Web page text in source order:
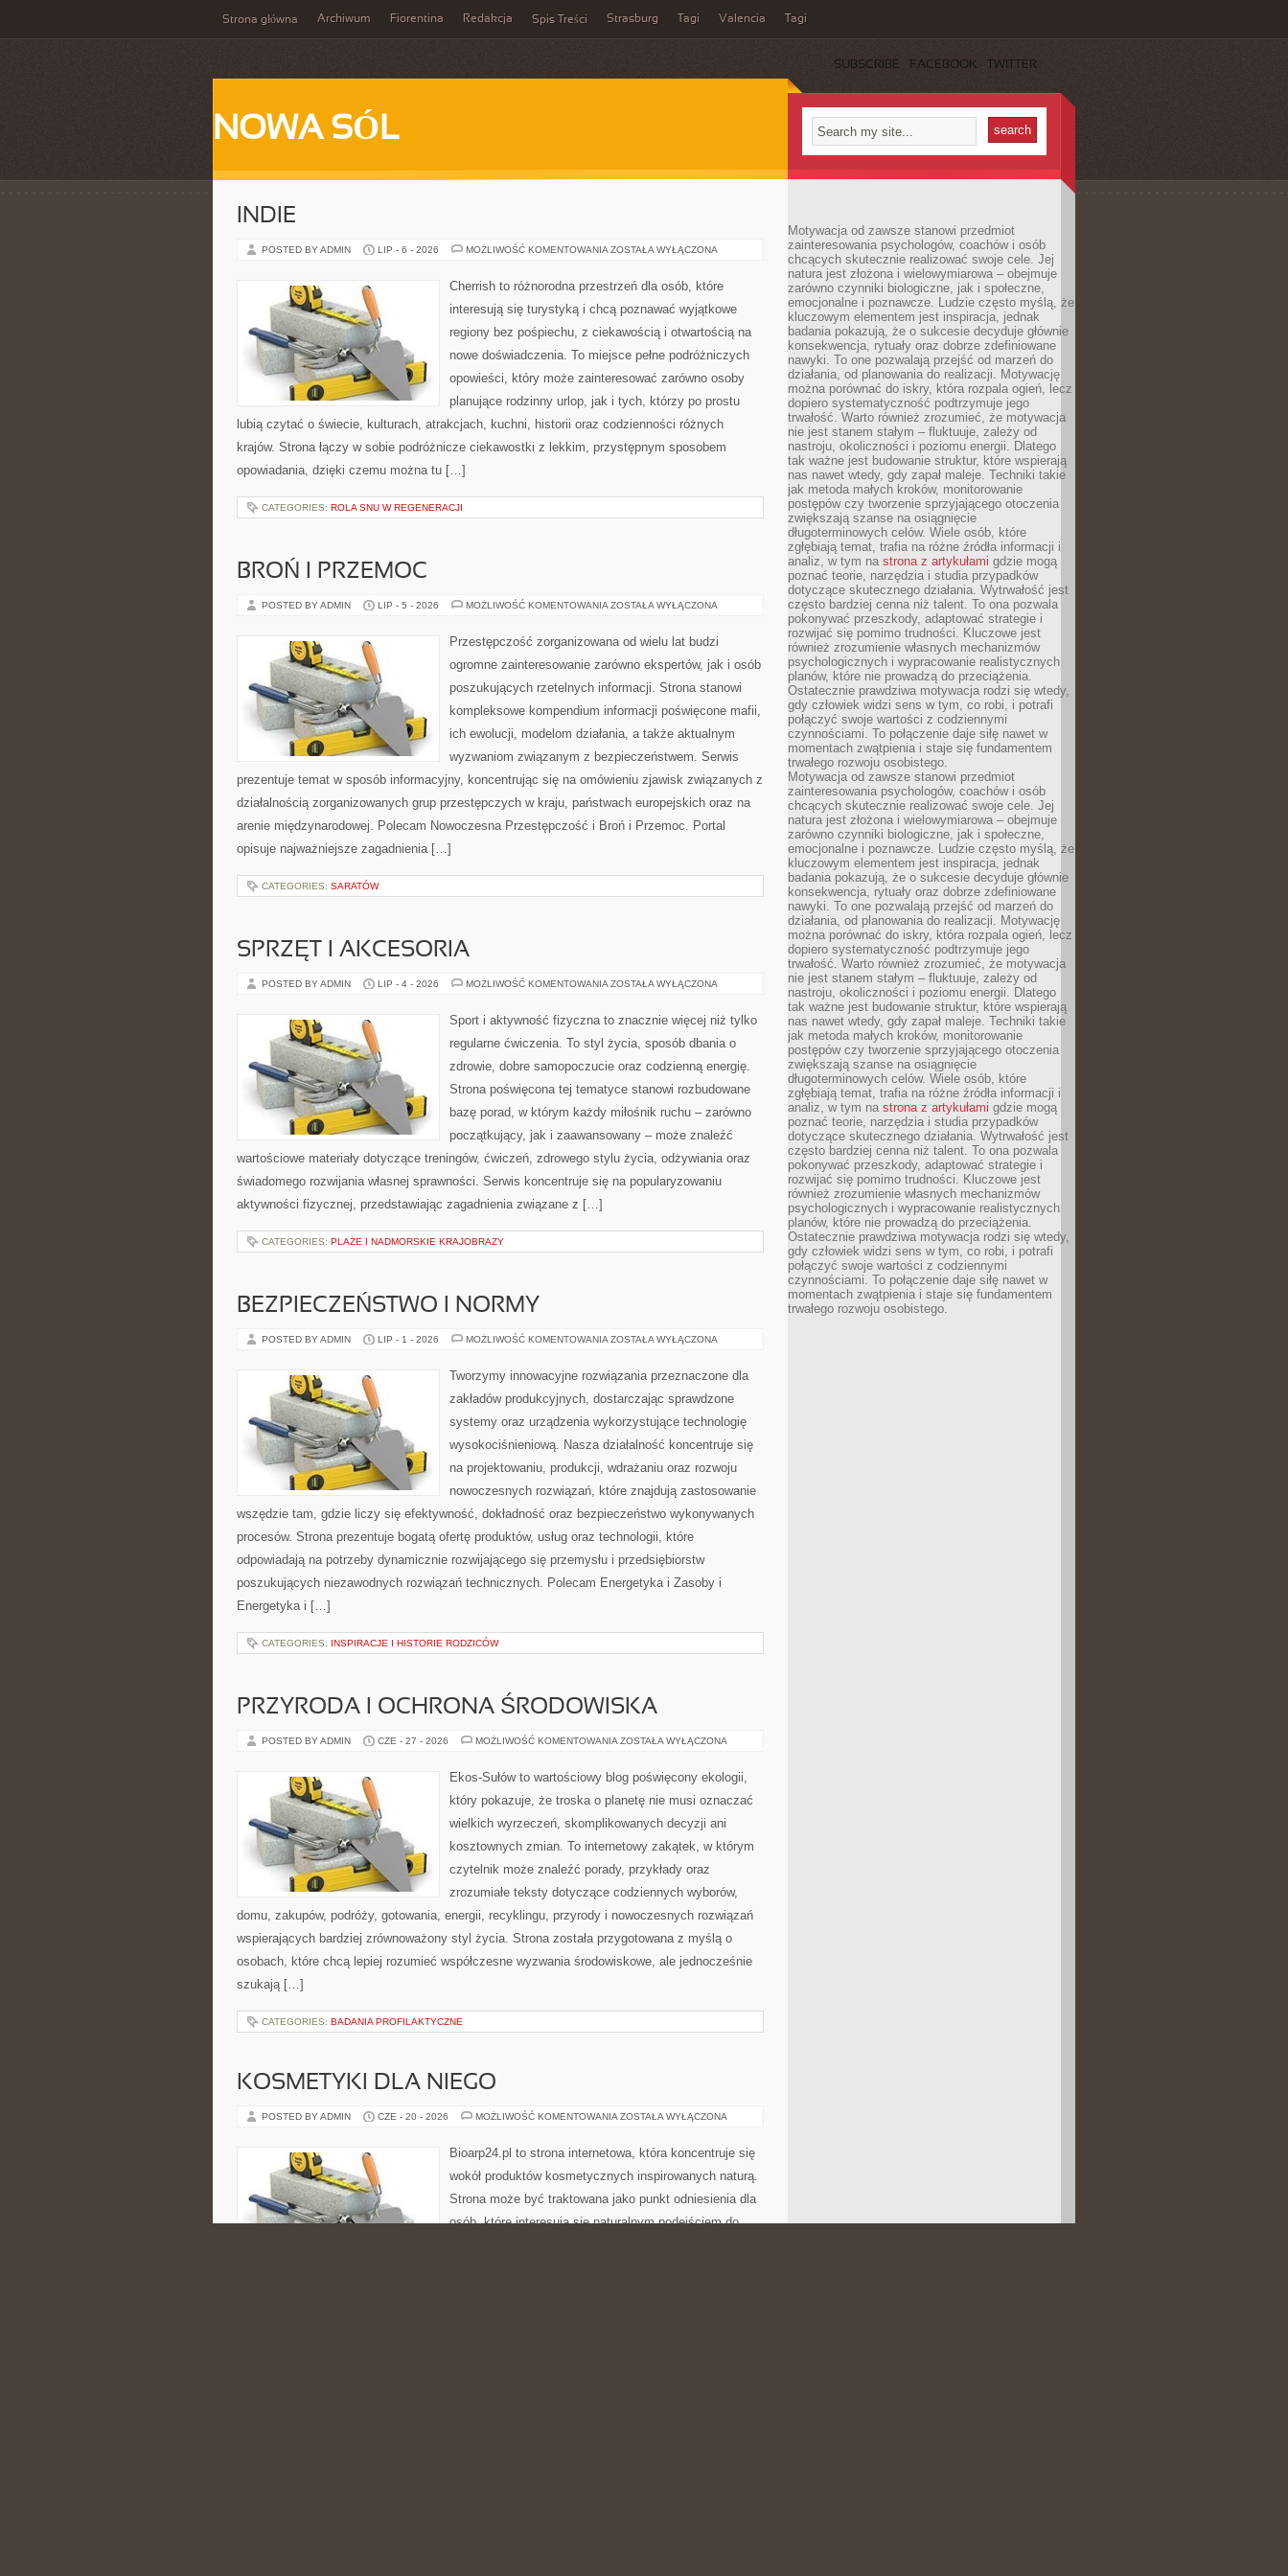
Strona główna Archiwum Fiorentina Redakcja Spis Treści Strasburg Tagi Valencia Tagi
SUBSCRIBE FACEBOOK TWITTER
NOWA SÓL
INDIE
POSTED BY ADMIN LIP - 6 - 2026 MOŻLIWOŚĆ KOMENTOWANIA INDIE
ZOSTAŁA WYŁĄCZONA
Cherrish to różnorodna przestrzeń dla osób, które
interesują się turystyką i chcą poznawać wyjątkowe
regiony bez pośpiechu, z ciekawością i otwartością na
nowe doświadczenia. To miejsce pełne podróżniczych
opowieści, który może zainteresować zarówno osoby
planujące rodzinny urlop, jak i tych, którzy po prostu
lubią czytać o świecie, kulturach, atrakcjach, kuchni, historii oraz codzienności różnych
krajów. Strona łączy w sobie podróżnicze ciekawostki z lekkim, przystępnym sposobem
opowiadania, dzięki czemu można tu […]
CATEGORIES: ROLA SNU W REGENERACJI
BROŃ I PRZEMOC
POSTED BY ADMIN LIP - 5 - 2026 MOŻLIWOŚĆ KOMENTOWANIA BROŃ
ZOSTAŁA WYŁĄCZONA
Przestępczość zorganizowana od wielu lat budzi
ogromne zainteresowanie zarówno ekspertów, jak i osób
poszukujących rzetelnych informacji. Strona stanowi
kompleksowe kompendium informacji poświęcone mafii,
ich ewolucji, modelom działania, a także aktualnym
wyzwaniom związanym z bezpieczeństwem. Serwis
prezentuje temat w sposób informacyjny, koncentrując się na omówieniu zjawisk związanych z
działalnością zorganizowanych grup przestępczych w kraju, państwach europejskich oraz na
arenie międzynarodowej. Polecam Nowoczesna Przestępczość i Broń i Przemoc. Portal
opisuje najważniejsze zagadnienia […]
CATEGORIES: SARATÓW
SPRZĘT I AKCESORIA
POSTED BY ADMIN LIP - 4 - 2026 MOŻLIWOŚĆ KOMENTOWANIA SPRZĘT
ZOSTAŁA WYŁĄCZONA
Sport i aktywność fizyczna to znacznie więcej niż tylko
regularne ćwiczenia. To styl życia, sposób dbania o
zdrowie, dobre samopoczucie oraz codzienną energię.
Strona poświęcona tej tematyce stanowi rozbudowane
bazę porad, w którym każdy miłośnik ruchu – zarówno
początkujący, jak i zaawansowany – może znaleźć
wartościowe materiały dotyczące treningów, ćwiczeń, zdrowego stylu życia, odżywiania oraz
świadomego rozwijania własnej sprawności. Serwis koncentruje się na popularyzowaniu
aktywności fizycznej, przedstawiając zagadnienia związane z […]
CATEGORIES: PLAŻE I NADMORSKIE KRAJOBRAZY
BEZPIECZEŃSTWO I NORMY
POSTED BY ADMIN LIP - 1 - 2026 MOŻLIWOŚĆ KOMENTOWANIA BEZPIECZEŃSTWO
ZOSTAŁA WYŁĄCZONA
Tworzymy innowacyjne rozwiązania przeznaczone dla
zakładów produkcyjnych, dostarczając sprawdzone
systemy oraz urządzenia wykorzystujące technologię
wysokociśnieniową. Nasza działalność koncentruje się
na projektowaniu, produkcji, wdrażaniu oraz rozwoju
nowoczesnych rozwiązań, które znajdują zastosowanie
wszędzie tam, gdzie liczy się efektywność, dokładność oraz bezpieczeństwo wykonywanych
procesów. Strona prezentuje bogatą ofertę produktów, usług oraz technologii, które
odpowiadają na potrzeby dynamicznie rozwijającego się przemysłu i przedsiębiorstw
poszukujących niezawodnych rozwiązań technicznych. Polecam Energetyka i Zasoby i
Energetyka i […]
CATEGORIES: INSPIRACJE I HISTORIE RODZICÓW
PRZYRODA I OCHRONA ŚRODOWISKA
POSTED BY ADMIN CZE - 27 - 2026 MOŻLIWOŚĆ KOMENTOWANIA PRZYRODA
ŚRODOWISKA
ZOSTAŁA WYŁĄCZONA
Ekos-Sułów to wartościowy blog poświęcony ekologii,
który pokazuje, że troska o planetę nie musi oznaczać
wielkich wyrzeczeń, skomplikowanych decyzji ani
kosztownych zmian. To internetowy zakątek, w którym
czytelnik może znaleźć porady, przykłady oraz
zrozumiałe teksty dotyczące codziennych wyborów,
domu, zakupów, podróży, gotowania, energii, recyklingu, przyrody i nowoczesnych rozwiązań
wspierających bardziej zrównoważony styl życia. Strona została przygotowana z myślą o
osobach, które chcą lepiej rozumieć współczesne wyzwania środowiskowe, ale jednocześnie
szukają […]
CATEGORIES: BADANIA PROFILAKTYCZNE
KOSMETYKI DLA NIEGO
POSTED BY ADMIN CZE - 20 - 2026 MOŻLIWOŚĆ KOMENTOWANIA KOSMETYKI
ZOSTAŁA WYŁĄCZONA
Bioarp24.pl to strona internetowa, która koncentruje się
wokół produktów kosmetycznych inspirowanych naturą.
Strona może być traktowana jako punkt odniesienia dla
osób, które interesują się naturalnym podejściem do
Motywacja od zawsze stanowi przedmiot
zainteresowania psychologów, coachów i osób
chcących skutecznie realizować swoje cele. Jej
natura jest złożona i wielowymiarowa – obejmuje
zarówno czynniki biologiczne, jak i społeczne,
emocjonalne i poznawcze. Ludzie często myślą, że
kluczowym elementem jest inspiracja, jednak
badania pokazują, że o sukcesie decyduje głównie
konsekwencja, rytuały oraz dobrze zdefiniowane
nawyki. To one pozwalają przejść od marzeń do
działania, od planowania do realizacji. Motywację
można porównać do iskry, która rozpala ogień, lecz
dopiero systematyczność podtrzymuje jego
trwałość. Warto również zrozumieć, że motywacja
nie jest stanem stałym – fluktuuje, zależy od
nastroju, okoliczności i poziomu energii. Dlatego
tak ważne jest budowanie struktur, które wspierają
nas nawet wtedy, gdy zapał maleje. Techniki takie
jak metoda małych kroków, monitorowanie
postępów czy tworzenie sprzyjającego otoczenia
zwiększają szanse na osiągnięcie
długoterminowych celów. Wiele osób, które
zgłębiają temat, trafia na różne źródła informacji i
analiz, w tym na strona z artykułami gdzie mogą
poznać teorie, narzędzia i studia przypadków
dotyczące skutecznego działania. Wytrwałość jest
często bardziej cenna niż talent. To ona pozwala
pokonywać przeszkody, adaptować strategie i
rozwijać się pomimo trudności. Kluczowe jest
również zrozumienie własnych mechanizmów
psychologicznych i wypracowanie realistycznych
planów, które nie prowadzą do przeciążenia.
Ostatecznie prawdziwa motywacja rodzi się wtedy,
gdy człowiek widzi sens w tym, co robi, i potrafi
połączyć swoje wartości z codziennymi
czynnościami. To połączenie daje siłę nawet w
momentach zwątpienia i staje się fundamentem
trwałego rozwoju osobistego.
Motywacja od zawsze stanowi przedmiot
zainteresowania psychologów, coachów i osób
chcących skutecznie realizować swoje cele. Jej
natura jest złożona i wielowymiarowa – obejmuje
zarówno czynniki biologiczne, jak i społeczne,
emocjonalne i poznawcze. Ludzie często myślą, że
kluczowym elementem jest inspiracja, jednak
badania pokazują, że o sukcesie decyduje głównie
konsekwencja, rytuały oraz dobrze zdefiniowane
nawyki. To one pozwalają przejść od marzeń do
działania, od planowania do realizacji. Motywację
można porównać do iskry, która rozpala ogień, lecz
dopiero systematyczność podtrzymuje jego
trwałość. Warto również zrozumieć, że motywacja
nie jest stanem stałym – fluktuuje, zależy od
nastroju, okoliczności i poziomu energii. Dlatego
tak ważne jest budowanie struktur, które wspierają
nas nawet wtedy, gdy zapał maleje. Techniki takie
jak metoda małych kroków, monitorowanie
postępów czy tworzenie sprzyjającego otoczenia
zwiększają szanse na osiągnięcie
długoterminowych celów. Wiele osób, które
zgłębiają temat, trafia na różne źródła informacji i
analiz, w tym na strona z artykułami gdzie mogą
poznać teorie, narzędzia i studia przypadków
dotyczące skutecznego działania. Wytrwałość jest
często bardziej cenna niż talent. To ona pozwala
pokonywać przeszkody, adaptować strategie i
rozwijać się pomimo trudności. Kluczowe jest
również zrozumienie własnych mechanizmów
psychologicznych i wypracowanie realistycznych
planów, które nie prowadzą do przeciążenia.
Ostatecznie prawdziwa motywacja rodzi się wtedy,
gdy człowiek widzi sens w tym, co robi, i potrafi
połączyć swoje wartości z codziennymi
czynnościami. To połączenie daje siłę nawet w
momentach zwątpienia i staje się fundamentem
trwałego rozwoju osobistego.